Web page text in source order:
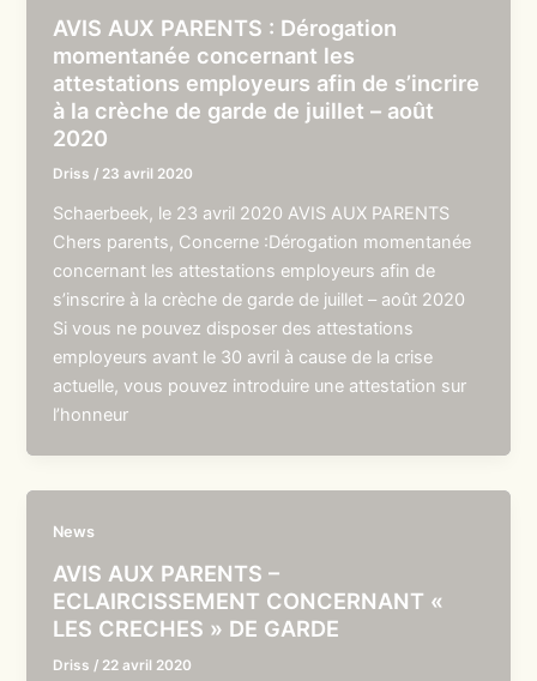
AVIS AUX PARENTS : Dérogation
momentanée concernant les
attestations employeurs afin de s’incrire
à la crèche de garde de juillet – août
2020
Driss / 23 avril 2020
Schaerbeek, le 23 avril 2020 AVIS AUX PARENTS
Chers parents, Concerne :Dérogation momentanée
concernant les attestations employeurs afin de
s’inscrire à la crèche de garde de juillet – août 2020
Si vous ne pouvez disposer des attestations
employeurs avant le 30 avril à cause de la crise
actuelle, vous pouvez introduire une attestation sur
l’honneur
News
AVIS AUX PARENTS –
ECLAIRCISSEMENT CONCERNANT «
LES CRECHES » DE GARDE
Driss / 22 avril 2020